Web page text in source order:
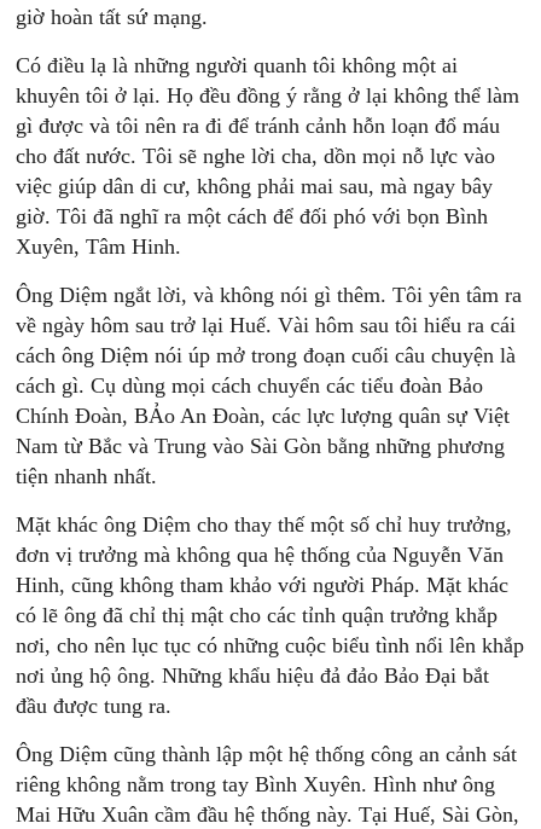
giờ hoàn tất sứ mạng.
Có điều lạ là những người quanh tôi không một ai
khuyên tôi ở lại. Họ đều đồng ý rằng ở lại không thể làm
gì được và tôi nên ra đi để tránh cảnh hỗn loạn đổ máu
cho đất nước. Tôi sẽ nghe lời cha, dồn mọi nỗ lực vào
việc giúp dân di cư, không phải mai sau, mà ngay bây
giờ. Tôi đã nghĩ ra một cách để đối phó với bọn Bình
Xuyên, Tâm Hinh.
Ông Diệm ngắt lời, và không nói gì thêm. Tôi yên tâm ra
về ngày hôm sau trở lại Huế. Vài hôm sau tôi hiểu ra cái
cách ông Diệm nói úp mở trong đoạn cuối câu chuyện là
cách gì. Cụ dùng mọi cách chuyển các tiểu đoàn Bảo
Chính Đoàn, BẢo An Đoàn, các lực lượng quân sự Việt
Nam từ Bắc và Trung vào Sài Gòn bằng những phương
tiện nhanh nhất.
Mặt khác ông Diệm cho thay thế một số chỉ huy trưởng,
đơn vị trưởng mà không qua hệ thống của Nguyễn Văn
Hinh, cũng không tham khảo với người Pháp. Mặt khác
có lẽ ông đã chỉ thị mật cho các tỉnh quận trưởng khắp
nơi, cho nên lục tục có những cuộc biểu tình nổi lên khắp
nơi ủng hộ ông. Những khẩu hiệu đả đảo Bảo Đại bắt
đầu được tung ra.
Ông Diệm cũng thành lập một hệ thống công an cảnh sát
riêng không nằm trong tay Bình Xuyên. Hình như ông
Mai Hữu Xuân cầm đầu hệ thống này. Tại Huế, Sài Gòn,